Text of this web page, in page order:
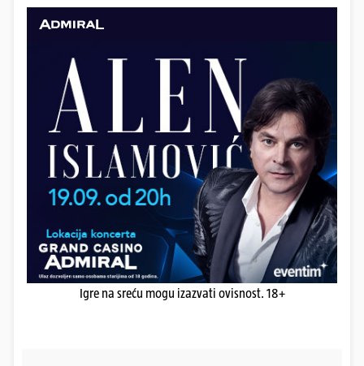
Igre na sreću mogu izazvati ovisnost. 18+